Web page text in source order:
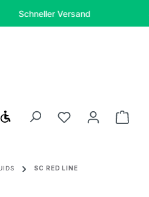
Versand
Werkzeugleiste anzeigen
Du hast 0
SC RED LINE